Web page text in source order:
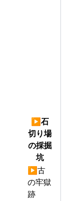
▶石
切り場
の採掘
坑
▶古
の牢獄
跡